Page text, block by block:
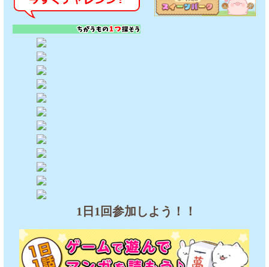
1日1回参加しよう！！